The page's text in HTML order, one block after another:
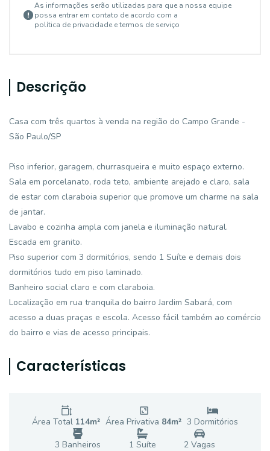
As informações serão utilizadas para que a nossa equipe
possa entrar em contato de acordo com a
política de privacidade e termos de serviço
Descrição
Casa com três quartos à venda na região do Campo Grande -
São Paulo/SP
Piso inferior, garagem, churrasqueira e muito espaço externo.
Sala em porcelanato, roda teto, ambiente arejado e claro, sala
de estar com claraboia superior que promove um charme na sala
de jantar.
Lavabo e cozinha ampla com janela e iluminação natural.
Escada em granito.
Piso superior com 3 dormitórios, sendo 1 Suíte e demais dois
dormitórios tudo em piso laminado.
Banheiro social claro e com claraboia.
Localização em rua tranquila do bairro Jardim Sabará, com
acesso a duas praças e escola. Acesso fácil também ao comércio
do bairro e vias de acesso principais.
Características
Área Total 114m² Área Privativa 84m² 3 Dormitórios
3 Banheiros 1 Suíte 2Vagas